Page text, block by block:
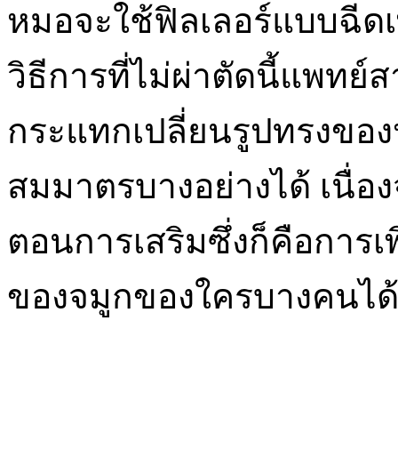
หมอจะใช้ฟิลเลอร์แบบฉีด
วิธีการที่ไม่ผ่าตัดนี้แพทย์
กระแทกเปลี่ยนรูปทรงข
สมมาตรบางอย่างได้ เนื่อ
ตอนการเสริมซึ่งก็คือการ
ของจมูกของใครบางคนได้